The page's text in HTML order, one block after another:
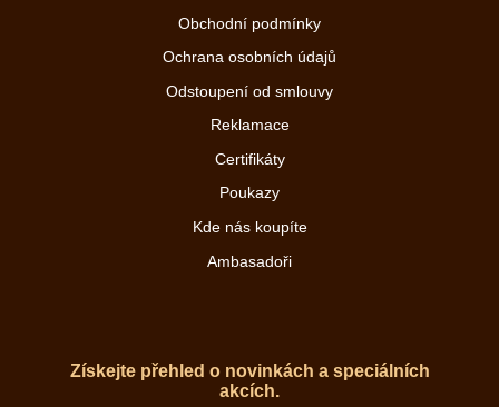
Obchodní podmínky
Ochrana osobních údajů
Odstoupení od smlouvy
Reklamace
Certifikáty
Poukazy
Kde nás koupíte
Ambasadoři
Získejte přehled o novinkách a speciálních
akcích.